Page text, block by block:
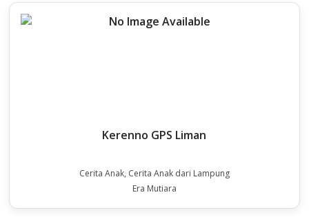
Kerenno GPS Liman
Cerita Anak, Cerita Anak dari Lampung
Era Mutiara